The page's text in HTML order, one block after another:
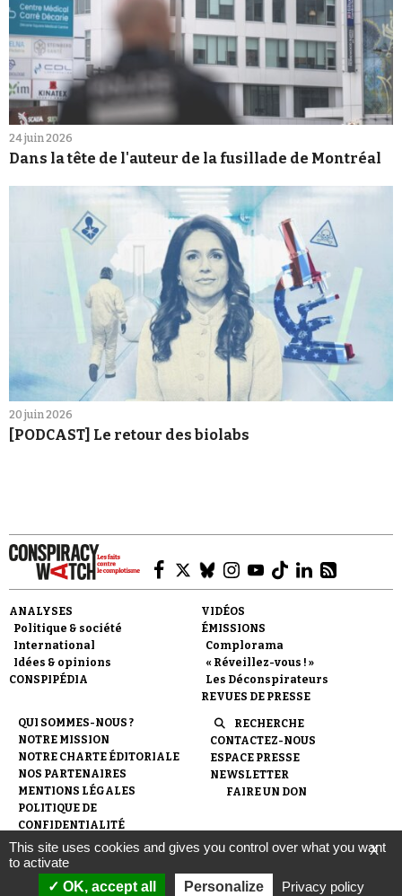
24 juin 2026
Dans la tête de l'auteur de la fusillade de Montréal
20 juin 2026
[PODCAST] Le retour des biolabs
ANALYSES
Politique & société
International
Idées & opinions
CONSPIPÉDIA
VIDÉOS
ÉMISSIONS
Complorama
« Réveillez-vous ! »
Les Déconspirateurs
REVUES DE PRESSE
QUI SOMMES-NOUS ?
NOTRE MISSION
NOTRE CHARTE ÉDITORIALE
NOS PARTENAIRES
MENTIONS LÉGALES
POLITIQUE DE
CONFIDENTIALITÉ
RECHERCHE
CONTACTEZ-NOUS
ESPACE PRESSE
NEWSLETTER
FAIRE UN DON
© 2007-2026Conspiracy Watch| Une réalisation de
l'Observatoire du conspirationnisme (association loi de 1901) avec
X
This site uses cookies and gives you control over what you want
to activate
OK, accept all
Personalize Privacy policy